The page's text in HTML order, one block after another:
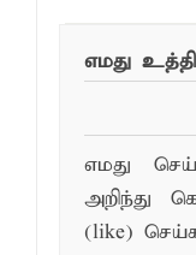
எமது
எமது
அறிந்து
(like)